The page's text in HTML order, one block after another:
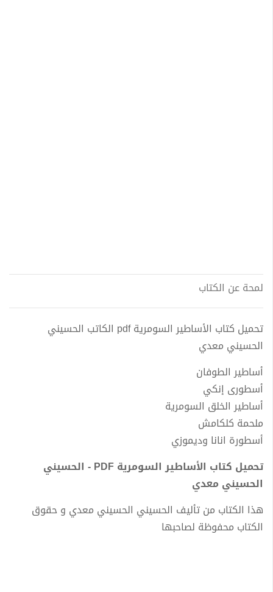
لمحة عن الكتاب
تحميل كتاب الأساطير السومرية pdf الكاتب الحسيني
الحسيني معدي
أساطير الطوفان
أسطورى إنكي
أساطير الخلق السومرية
ملحمة كلكامش
أسطورة انانا وديموزي
تحميل كتاب الأساطير السومرية PDF - الحسيني
الحسيني معدي
هذا الكتاب من تأليف الحسيني الحسيني معدي و حقوق
الكتاب محفوظة لصاحبها